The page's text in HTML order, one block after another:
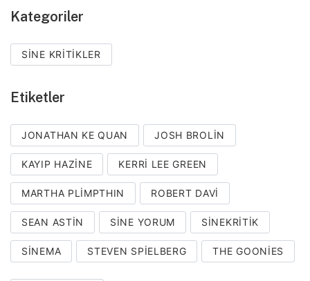
Kategoriler
SINE KRITIKLER
Etiketler
JONATHAN KE QUAN JOSH BROLIN
KAYIP HAZINE KERRI LEE GREEN
MARTHA PLIMPTHIN ROBERT DAVI
SEAN ASTIN SINE YORUM SINEKRITIK
SINEMA STEVEN SPIELBERG THE GOONIES